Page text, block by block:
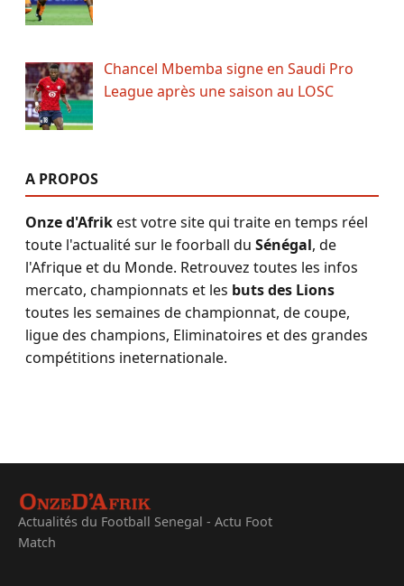
Chancel Mbemba signe en Saudi Pro
League après une saison au LOSC
A PROPOS
Onze d'Afrikest votre site qui traite en temps réel
toute l'actualité sur le foorball du Sénégal, de
l'Afrique et du Monde. Retrouvez toutes les infos
mercato, championnats et les buts des Lions
toutes les semaines de championnat, de coupe,
ligue des champions, Eliminatoires et des grandes
compétitions ineternationale.
Actualités du Football Senegal - Actu Foot
Match